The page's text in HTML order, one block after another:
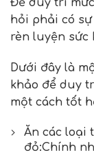
Để duy trì
hỏi phải có
rèn luyện sức
Dưới đây là
khảo để duy
một cách tốt
Ăn các loại
đỏ:Chính